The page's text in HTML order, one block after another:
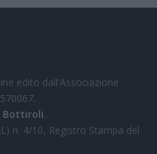
edito dall'Associazione
Bottiroli.
n. 4/10, Registro Stampa del